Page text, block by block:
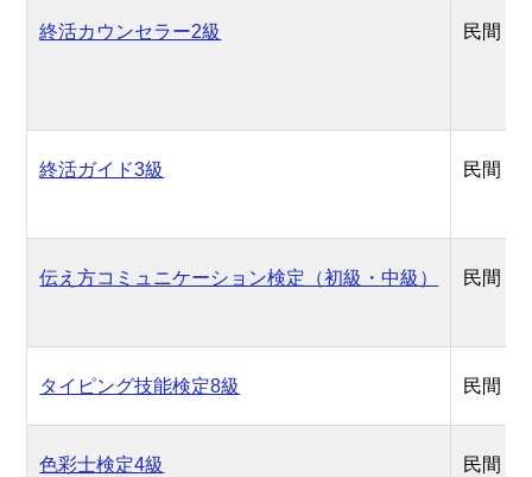
終活カウンセラー2級 民間
終活ガイド3級 民間
伝え方コミュニケーション検定（初級・中級） 民間
タイピング技能検定8級 民間
色彩士検定4級 民間